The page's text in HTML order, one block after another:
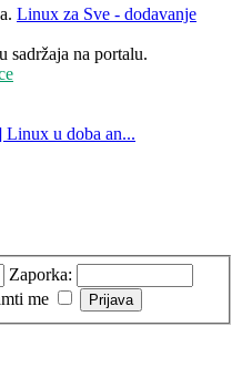
Linux za Sve - dodavanje
sadržaja na portalu.
u doba an...
Zaporka:
me